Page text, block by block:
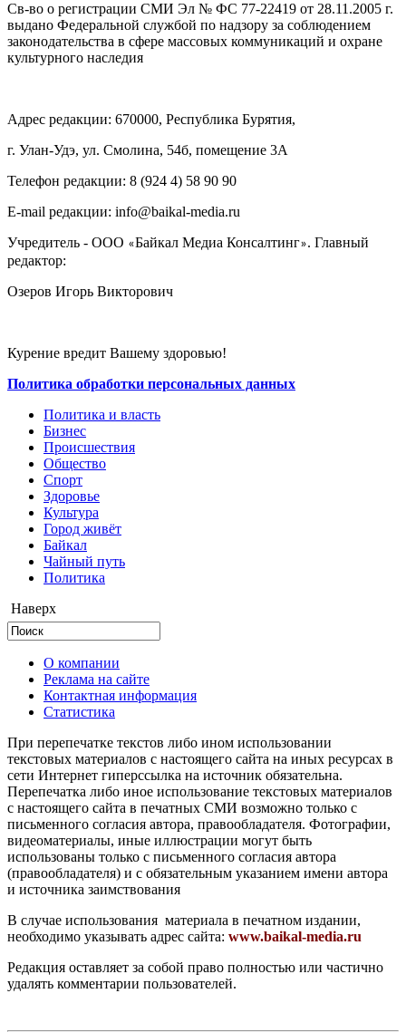
Св-во о регистрации СМИ Эл № ФС 77-22419 от 28.11.2005 г.
выдано Федеральной службой по надзору за соблюдением
законодательства в сфере массовых коммуникаций и охране
культурного наследия
Адрес редакции: 670000, Республика Бурятия,
г. Улан-Удэ, ул. Смолина, 54б, помещение 3А
Телефон редакции: ‎‎8 (924 4) 58 90 90
E-mail редакции: info@baikal-media.ru
Учредитель - ООО «Байкал Медиа Консалтинг». Главный
редактор:
Озеров Игорь Викторович
Курение вредит Вашему здоровью!
Политика обработки персональных данных
Политика и власть
Бизнес
Происшествия
Общество
Cпорт
Здоровье
Культура
Город живёт
Байкал
Чайный путь
Политика
Наверх
О компании
Реклама на сайте
Контактная информация
Статистика
При перепечатке текстов либо ином использовании
текстовых материалов с настоящего сайта на иных ресурсах в
сети Интернет гиперссылка на источник обязательна.
Перепечатка либо иное использование текстовых материалов
с настоящего сайта в печатных СМИ возможно только с
письменного согласия автора, правообладателя. Фотографии,
видеоматериалы, иные иллюстрации могут быть
использованы только с письменного согласия автора
(правообладателя) и с обязательным указанием имени автора
и источника заимствования
В случае использования материала в печатном издании,
необходимо указывать адрес сайта: www.baikal-media.ru
Редакция оставляет за собой право полностью или частично
удалять комментарии пользователей.